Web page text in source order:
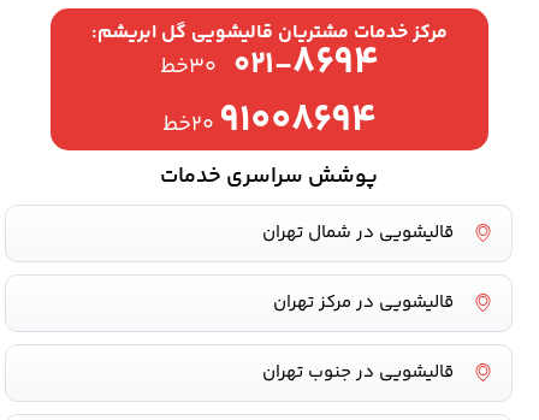
مرکز خدمات مشتریان قالیشویی گل ابریشم:
۰۲۱-۸۶۹۴ ۳۰خط
۹۱۰۰۸۶۹۴ ۲۰خط
پوشش سراسری خدمات
قالیشویی در شمال تهران
قالیشویی در مرکز تهران
قالیشویی در جنوب تهران